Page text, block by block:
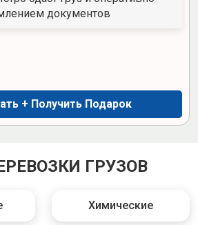
документов
+ Получить Подарок
ГРУЗОВ
Химические